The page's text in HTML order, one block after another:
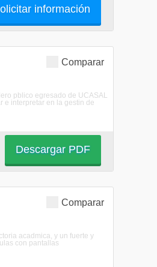
información
Comparar
pblico egresado de UCASAL
e interpretar en la gestin de
Descargar PDF
Comparar
acadmica, y un fuerte y
con pantallas